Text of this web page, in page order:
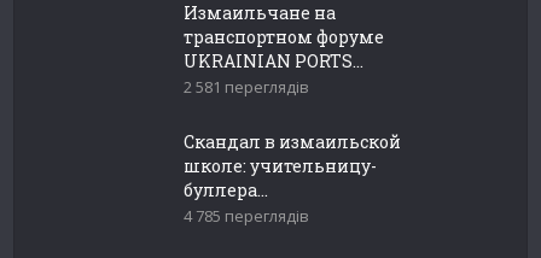
Измаильчане на
транспортном форуме
UKRAINIAN PORTS...
2 581 переглядів
Скандал в измаильской
школе: учительницу-
буллера...
4 785 переглядів